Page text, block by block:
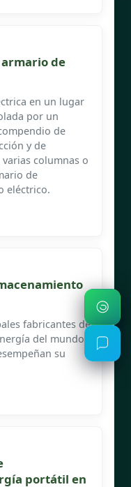
de
en un lugar
por un
de
y de
columnas o
de
eléctrico.
fabricantes de
del mundo
su
portátil en